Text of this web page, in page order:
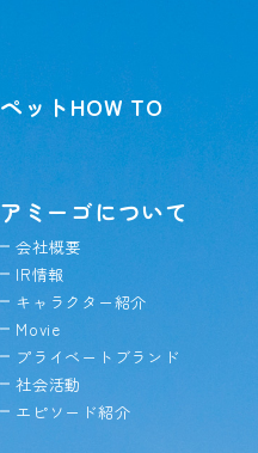
ペットHOW TO
アミーゴについて
会社概要
IR情報
キャラクター紹介
Movie
プライベートブランド
社会活動
エピソード紹介